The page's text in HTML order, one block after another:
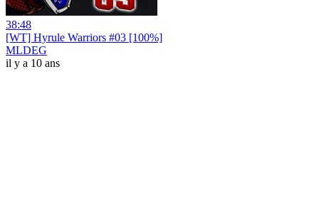
38:48
[WT] Hyrule Warriors #03 [100%]
MLDEG
il y a 10 ans